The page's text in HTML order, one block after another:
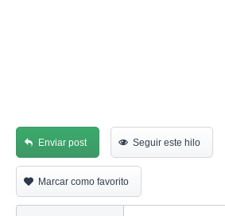
Enviar post Seguir este hilo
Marcar como favorito